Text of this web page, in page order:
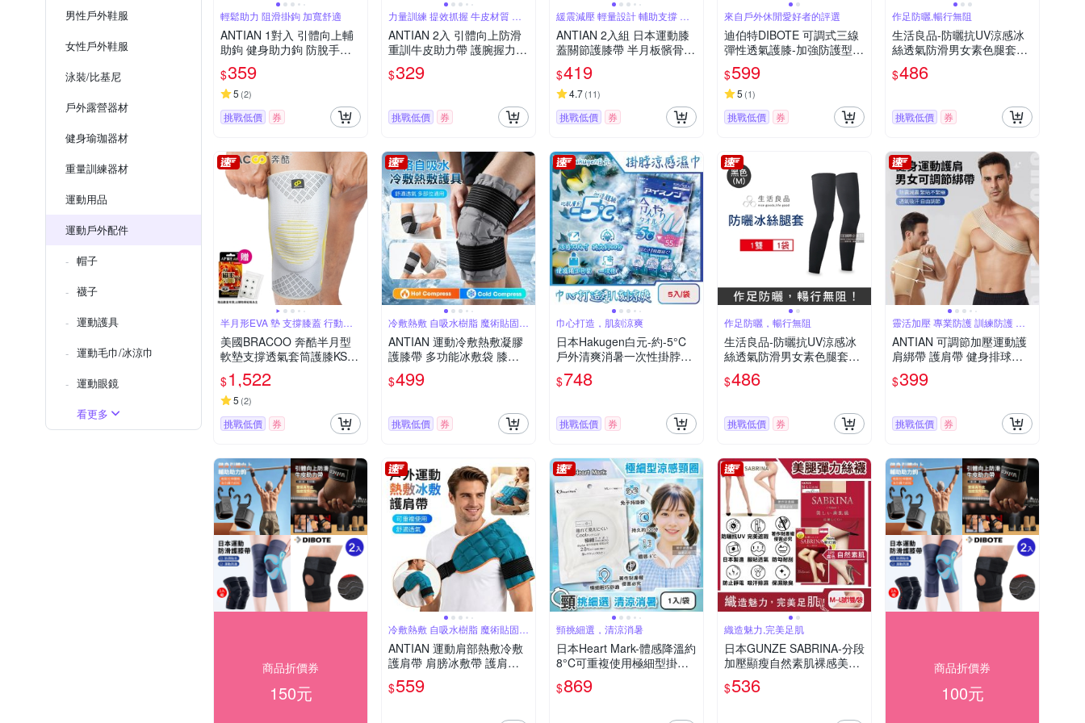
男性戶外鞋服
女性戶外鞋服
泳裝/比基尼
戶外露營器材
健身瑜珈器材
重量訓練器材
運動用品
運動戶外配件
帽子
襪子
運動護具
運動毛巾/冰涼巾
運動眼鏡
看更多
輕鬆助力 阻滑掛鉤 加寬舒適
ANTIAN 1對入 引體向上輔
助鉤 健身助力鉤 防脫手吊
單槓助力鉤 單槓護腕勾 硬
舉輔助器
$359
5 (2)
挑戰低價 券
力量訓練 提效抓握 牛皮材質 加
厚耐磨
ANTIAN 2入 引體向上防滑
重訓牛皮助力帶 護腕握力帶
健身手套護具 護掌舉重助握
帶
$329
挑戰低價 券
緩震減壓 輕量設計 輔助支撐 網
格編織
ANTIAN 2入組 日本運動膝
蓋關節護膝帶 半月板髕骨運
動保護套 老寒腿保暖套
$419
4.7(11)
挑戰低價 券
來自戶外休閒愛好者的評選
迪伯特DIBOTE 可調式三線
彈性透氣護膝-加強防護型
(2入) -快速到貨
$599
5 (1)
挑戰低價 券
作足防曬,暢行無阻
生活良品-防曬抗UV涼感冰
絲透氣防滑男女素色腿套1
雙/袋(騎車外送,登山釣魚,環
島路跑,運動內搭褲)
$486
挑戰低價 券
半月形EVA 墊 支撐膝蓋 行動自
如
美國BRACOO 奔酷半月型
軟墊支撐透氣套筒護膝KS91
S/M/L/XL
$1,522
5 (2)
挑戰低價 券
冷敷熱敷 自吸水樹脂 魔術貼固定
迴圈使用
ANTIAN 運動冷敷熱敷凝膠
護膝帶 多功能冰敷袋 膝蓋
護具綁帶 膝蓋熱敷支撐帶
可重複使用（非醫療器材）
$499
挑戰低價 券
巾心打造，肌刻涼爽
日本Hakugen白元-約-5°C
戶外清爽消暑一次性掛脖用
涼感濕巾5入/藍袋(大尺寸55
X30cm冰涼巾,脖圍冷領巾便
動巾)
$748
挑戰低價 券
作足防曬，暢行無阻
生活良品-防曬抗UV涼感冰
絲透氣防滑男女素色腿套1
雙/袋 (騎車外送,登山釣魚,
環島路跑,運動內搭褲)
$486
挑戰低價 券
靈活加壓 專業防護 訓練防護 放
鬆不適
ANTIAN 可調節加壓運動護
肩綁帶 護肩帶 健身排球羽
毛球防脱臼護具 手臂肩膀固
定帶
$399
挑戰低價 券
商品折價券
150元
冷敷熱敷 自吸水樹脂 魔術貼固定
迴圈使
ANTIAN 運動肩部熱敷冷敷
護肩帶 肩膀冰敷帶 護肩熱
敷袋綁帶 肩部固定帶（非醫
療器材）
$559
頸挑細選，清涼消暑
日本Heart Mark-體感降溫約
8°C可重複使用極細型掛脖
涼感頸圈1入/袋(KK物產免
手持消暑冰敷頸環,頸部輕巧
$869
織造魅力,完美足肌
日本GUNZE SABRINA-分段
加壓顯瘦自然素肌裸感美腿
薄絲褲襪ML號1入/袋(服貼
透氣,防勾耐刮,完美遮瑕,吸
$536
商品折價券
100元